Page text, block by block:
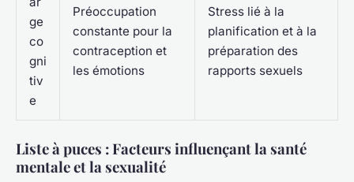
ge
co
gni
tiv
e
Préoccupation
constante pour la
contraception et
les émotions
Stress lié à la
planification et à la
préparation des
rapports sexuels
Liste à puces : Facteurs influençant la santé
mentale et la sexualité